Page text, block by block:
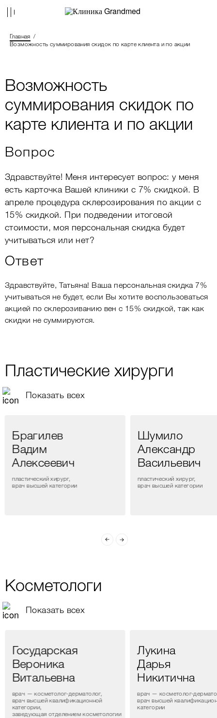
Главная
Возможность суммирования скидок по карте клиента и по акции
Возможность
суммирования скидок по
карте клиента и по акции
Вопрос
Здравствуйте! Меня интересует вопрос: у меня
есть карточка Вашей клиники с 7% скидкой. В
апреле процедура склерозирования по акции с
15% скидкой. При подведении итоговой
стоимости, моя персональная скидка будет
учитываться или нет?
Ответ
Здравствуйте, Татьяна! Ваша персональная скидка 7%
учитываться не будет, если Вы хотите воспользоваться
акцией по склерозиванию вен с 15% скидкой, так как
скидки не суммируются.
Пластические хирурги
Показать всех
Брагилев
Вадим
Алексеевич
пластический хирург,
врач высшей категории
Шумило
Александр
Васильевич
пластический хирург,
врач высшей категории
Косметологи
Показать всех
Государская
Вероника
Витальевна
врач — косметолог-дерматолог,
врач высшей квалификационной
категории,
заведующая отделением косметологии
Лукина
Дарья
Никитична
врач — косметолог-
врач высшей
категории